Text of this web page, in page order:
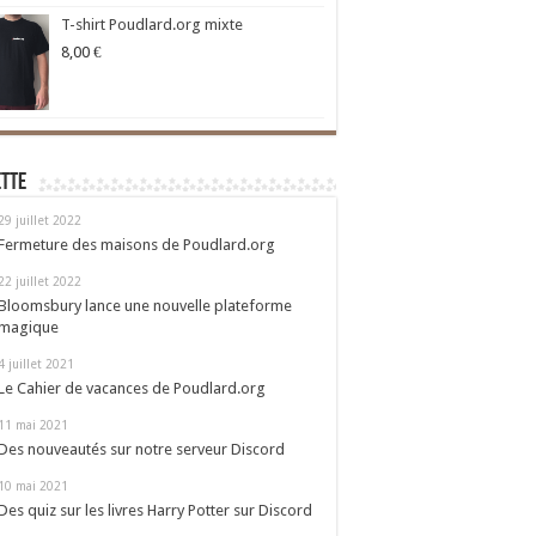
T-shirt Poudlard.org mixte
8,00 €
juillet 2022
des maisons de Poudlard.org
juillet 2022
lance une nouvelle plateforme
juillet 2021
Cahier de vacances de Poudlard.org
mai 2021
nouveautés sur notre serveur Discord
mai 2021
quiz sur les livres Harry Potter sur Discord